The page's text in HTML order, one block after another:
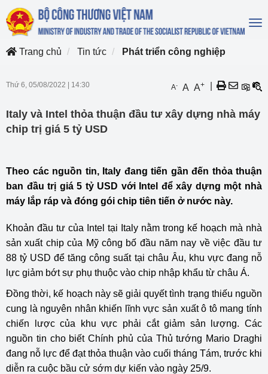
Trang chủ
Tin tức Phát triển công nghiệp
Thứ 6, 05/08/2022 14:30 A- A A+
Italy và Intel thỏa thuận đầu tư xây dựng nhà máy
chip trị giá 5 tỷ USD
Theo các nguồn tin, Italy đang tiến gần đến thỏa thuận
ban đầu trị giá 5 tỷ USD với Intel để xây dựng một nhà
máy lắp ráp và đóng gói chip tiên tiến ở nước này.
Khoản đầu tư của Intel tại Italy nằm trong kế hoạch mà nhà
sản xuất chip của Mỹ công bố đầu năm nay về việc đầu tư
88 tỷ USD để tăng công suất tại châu Âu, khu vực đang nỗ
lực giảm bớt sự phụ thuộc vào chip nhập khẩu từ châu Á.
Đồng thời, kế hoạch này sẽ giải quyết tình trạng thiếu nguồn
cung là nguyên nhân khiến lĩnh vực sản xuất ô tô mang tính
chiến lược của khu vực phải cắt giảm sản lượng. Các
nguồn tin cho biết Chính phủ của Thủ tướng Mario Draghi
đang nỗ lực để đạt thỏa thuận vào cuối tháng Tám, trước khi
diễn ra cuộc bầu cử sớm dự kiến vào ngày 25/9.